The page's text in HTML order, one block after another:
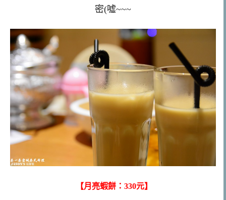
密(噓~~~
【月亮蝦餅：330元】